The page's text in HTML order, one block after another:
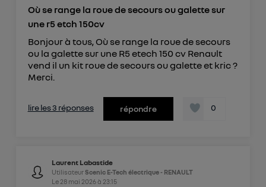
Où se range la roue de secours ou galette sur
une r5 etch 150cv
Bonjour à tous, Où se range la roue de secours
ou la galette sur une R5 etech 150 cv Renault
vend il un kit roue de secours ou galette et kric ?
Merci.
lire les 3 réponses répondre 0
Laurent Labastide
UtilisateurScenic E-Tech électrique - RENAULT
Le 28 mai 2026à 23:15